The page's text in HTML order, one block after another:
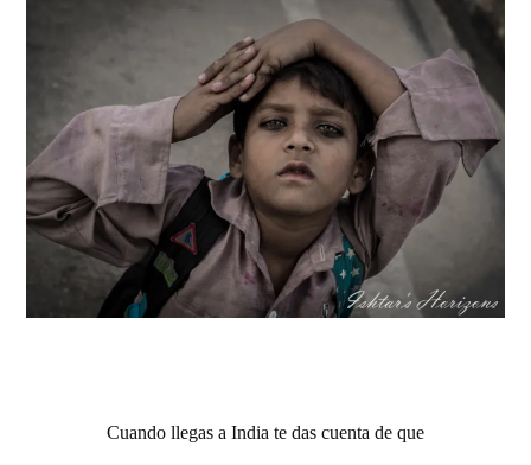
Cuando llegas a India te das cuenta de que